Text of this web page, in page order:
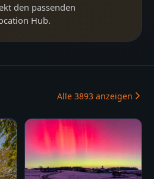
den passenden
Hub.
Alle 3893 anzeigen